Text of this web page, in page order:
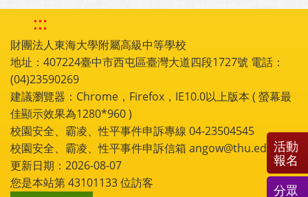
:::
財團法人東海大學附屬高級中等學校
地址：407224臺中市西屯區臺灣大道四段1727號 電話：
(04)23590269
建議瀏覽器：Chrome，Firefox，IE10.0以上版本 ( 螢幕最
佳顯示效果為1280*960 )
校園安全、霸凌、性平事件申訴專線 04-23504545
校園安全、霸凌、性平事件申訴信箱 angow@thu.edu.tw
更新日期：2026-08-07
您是本站第43101133位訪客
活動
報名
分眾